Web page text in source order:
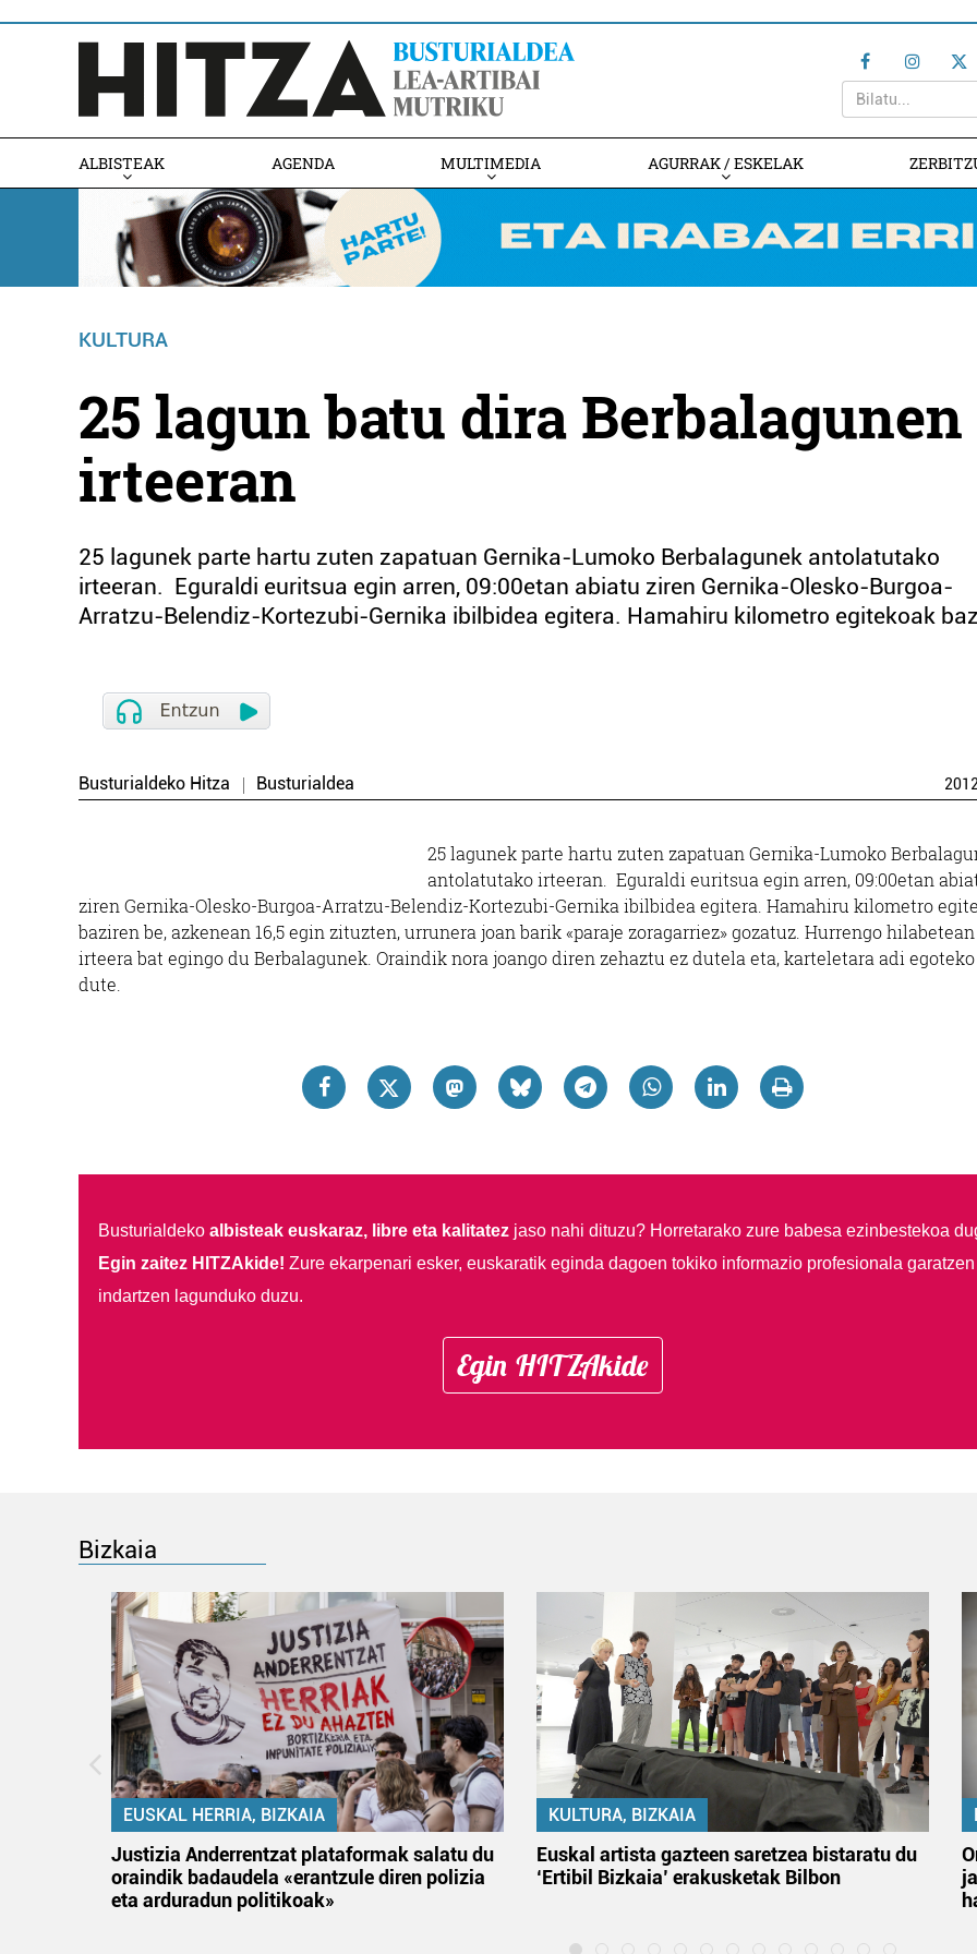
ALBISTEAK AGENDA MULTIMEDIA AGURRAK / ESKELAK
KULTURA
25 lagun batu dira Berbalagunen
irteeran
25 lagunek parte hartu zuten zapatuan Gernika-Lumoko Berbalagunek antolatutako
irteeran. Eguraldi euritsua egin arren, 09:00etan abiatu ziren Gernika-Olesko-Burgoa-
Arratzu-Belendiz-Kortezubi-Gernika ibilbidea egitera. Hamahiru kilometro egitekoak
Busturialdeko Hitza Busturialdea 2012
25 lagunek parte hartu zuten zapatuan Gernika-Lumoko
antolatutako irteeran. Eguraldi euritsua egin arren, 09:00etan
ziren Gernika-Olesko-Burgoa-Arratzu-Belendiz-Kortezubi-Gernika ibilbidea egitera. Hamahiru kilometro
baziren be, azkenean 16,5 egin zituzten, urrunera joan barik «paraje zoragarriez» gozatuz. Hurrengo
irteera bat egingo du Berbalagunek. Oraindik nora joango diren zehaztu ez dutela eta, karteletara adi egoteko
dute.
Busturialdeko albisteak euskaraz, libre eta kalitatezjaso nahi dituzu? Horretarako zure babesa ezinbestekoa
Egin zaitez HITZAkide! Zure ekarpenari esker, euskaratik eginda dagoen tokiko informazio profesionala garatzen
indartzen lagunduko duzu.
Egin HITZAkide
Bizkaia
EUSKAL HERRIA, BIZKAIA
Justizia Anderrentzat plataformak salatu du
oraindik badaudela «erantzule diren polizia
eta arduradun politikoak»
KULTURA, BIZKAIA
Euskal artista gazteen saretzea bistaratu du
‘Ertibil Bizkaia’ erakusketak Bilbon